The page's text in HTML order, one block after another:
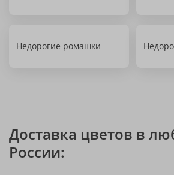
Недорогие ромашки
Доставка цветов в
России: